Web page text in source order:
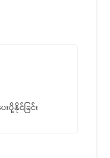
ပို့နိုင်ခြင်း